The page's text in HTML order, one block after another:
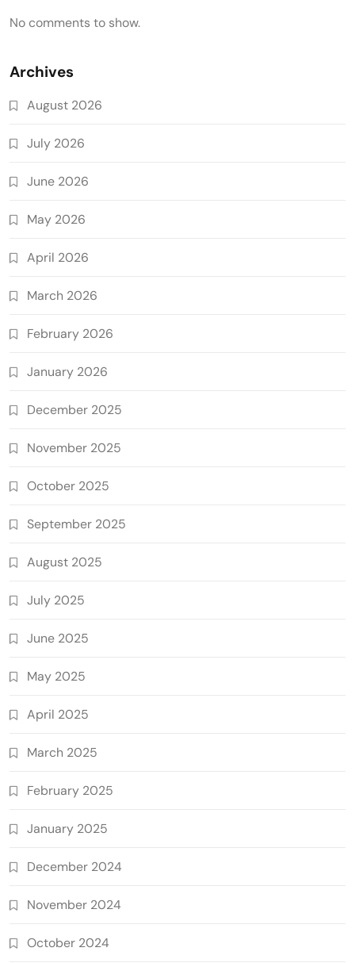
No comments to show.
Archives
August 2026
July 2026
June 2026
May 2026
April 2026
March 2026
February 2026
January 2026
December 2025
November 2025
October 2025
September 2025
August 2025
July 2025
June 2025
May 2025
April 2025
March 2025
February 2025
January 2025
December 2024
November 2024
October 2024